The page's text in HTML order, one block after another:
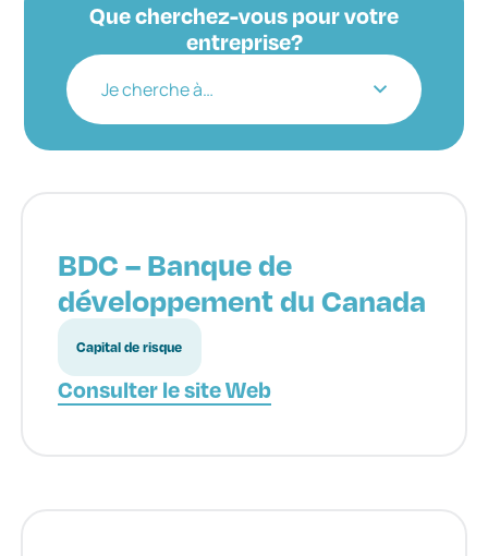
Que cherchez-vous pour votre
entreprise?
Je cherche à…
BDC – Banque de
développement du Canada
Capital de risque
Consulter le site Web